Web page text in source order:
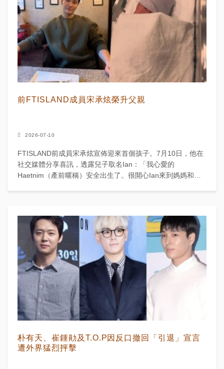
前FTISLAND成員宋承炫榮升父親
2026-07-10
FTISLAND前成員宋承炫宣佈迎來首個孩子。7月10日，他在
社交媒體分享喜訊，透露兒子取名Ian：「我心愛的
Haetnim（產前暱稱）安全出生了。很開心Ian來到媽媽和爸
朴有天、崔鍾勛及T.O.P因反口撤回「引退」宣言
遭外界猛烈抨擊